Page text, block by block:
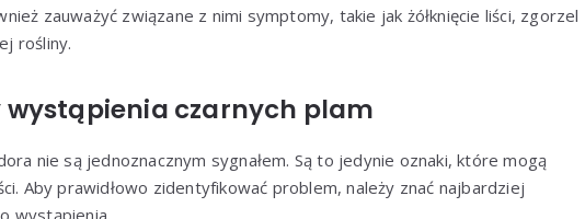
zauważyć związane z nimi symptomy, takie jak żółknięcie liści, zgorzel
rośliny.
wystąpienia czarnych plam
nie są jednoznacznym sygnałem. Są to jedynie oznaki, które mogą
Aby prawidłowo zidentyfikować problem, należy znać najbardziej
wystąpienia.